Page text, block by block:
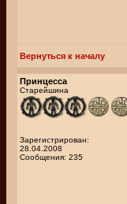
Вернуться к началу
Принцесса
Старейшина
Зарегистрирован:
28.04.2008
Сообщения: 235